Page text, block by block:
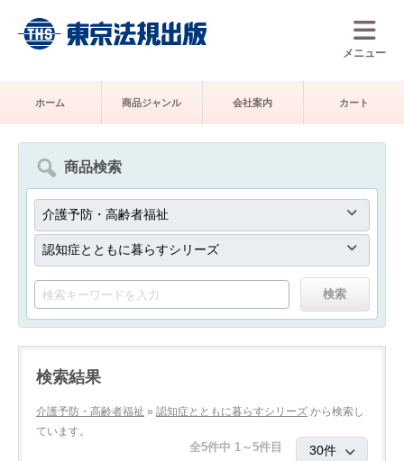
メニュー
ホーム 商品ジャンル 会社案内 カート
商品検索
検索結果
介護予防・高齢者福祉 » 認知症とともに暮らすシリーズ から検索し
ています。
全5件中 1～5件目